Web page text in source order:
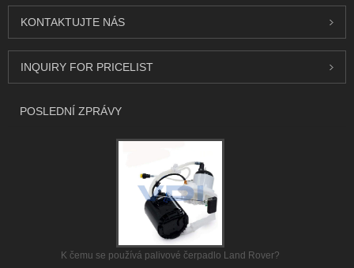
KONTAKTUJTE NÁS
INQUIRY FOR PRICELIST
POSLEDNÍ ZPRÁVY
K čemu se používá palivové čerpadlo Land Rover?